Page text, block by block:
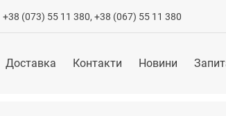
+38 (073) 55 11 380, +38 (067) 55 11 380
Доставка Контакти Новини